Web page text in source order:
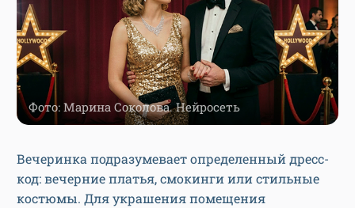
Фото: Марина Соколова. Нейросеть
Вечеринка подразумевает определенный дресс-
код: вечерние платья, смокинги или стильные
костюмы. Для украшения помещения